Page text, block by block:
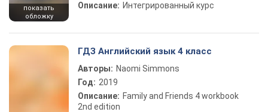
показать
обложку
Описание: Интегрированный курс
ГДЗ Английский язык 4 класс
Авторы: Naomi Simmons
Год: 2019
Описание: Family and Friends 4 workbook
2nd edition